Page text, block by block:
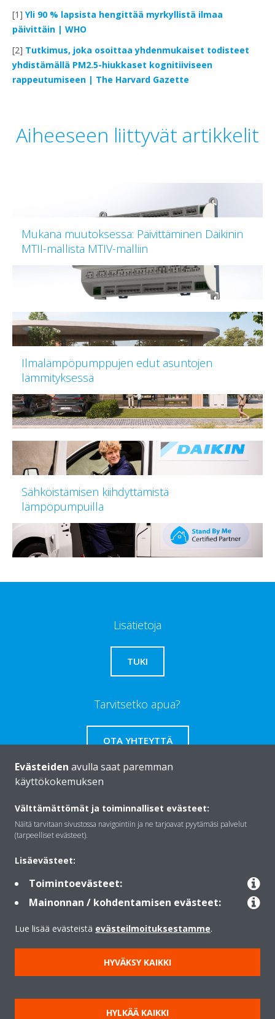
[1] Yli 90 % lapsista hengittää myrkyllistä ilmaa
päivittäin | WHO
[2] Tutkimus, joka osoittaa yhdenmukaiset todisteet
yhdistämällä PM2.5-hiukkaset kognitiiviseen
rappeutumiseen | The Harvard Gazette
Aiheeseen liittyvät artikkelit
Mukana muutoksessa: Päivittäminen Daikinin
MTII-mallista MTIV-malliin
Ilmalämpöpumppujen edut asuntojen
lämmityksessä
Sähköistämisen kiihdyttämistä
lämpöpumpuilla
Lisätietoja
TUKI
Tarvitsetko apua?
OTA YHTEYTTÄ
Daikinista
Ratkaisut
Yhteystiedot
Lämpöpumput
Copyright © Daikin
Evästeiden avulla saat paremman
käyttökokemuksen
Välttämättömät ja toiminnalliset evästeet:
Näitä tarvitaan sivustossa navigointiin ja ne tarjoavat pyytämäsi palvelut
(tarpeelliset evästeet).
Lisäevästeet:
Toimintoevästeet:
Mainonnan / kohdentamisen evästeet:
Lue lisää evästeistä evästeilmoituksestamme.
HYVÄKSY KAIKKI
HYLKÄÄ KAIKKI